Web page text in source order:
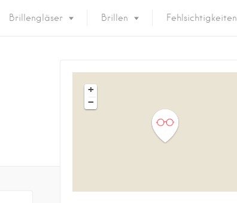
Brillengläser Brillen Fehlsichtigkeiten
+
−